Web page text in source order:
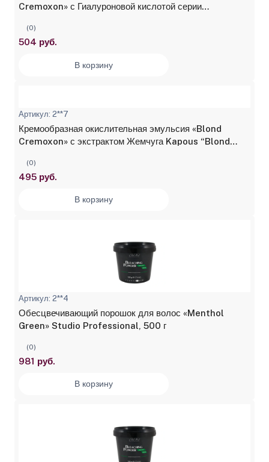
Cremoxon» с Гиалуроновой кислотой серии
(0)
504 руб.
В корзину
Артикул: 2**7
Кремообразная окислительная эмульсия «Blond
Cremoxon» с экстрактом Жемчуга Kapous “Blond
(0)
495 руб.
В корзину
Артикул: 2**4
Обесцвечивающий порошок для волос «Menthol
Green» Studio Professional, 500 г
(0)
981 руб.
В корзину